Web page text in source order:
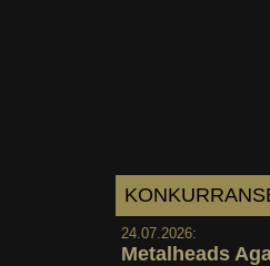
24.07.2026:
Metalheads